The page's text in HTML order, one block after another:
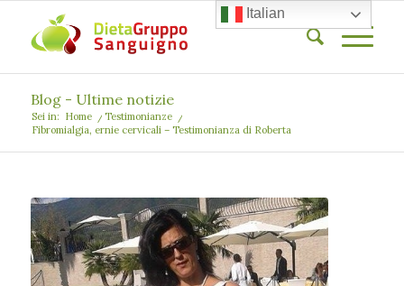
Blog - Ultime notizie
Sei in: Home / Testimonianze
/
Fibromialgia, ernie cervicali – Testimonianza di Roberta
Italian